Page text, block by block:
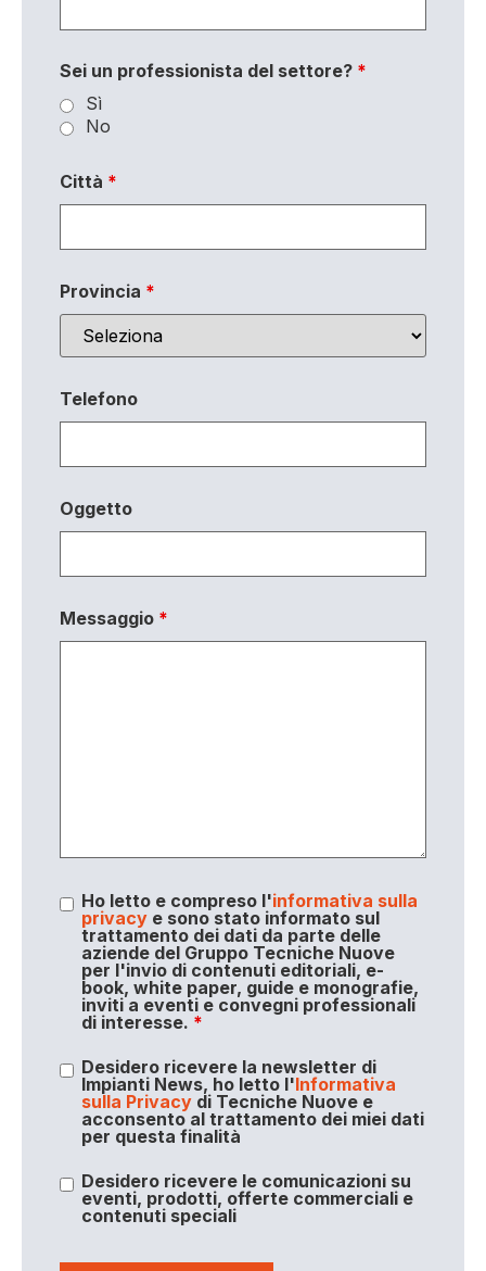
Sei un professionista del settore? *
Sì
No
Città *
Provincia *
Telefono
Oggetto
Messaggio *
Ho letto e compreso l'informativa sulla
privacye sono stato informato sul
trattamento dei dati da parte delle
aziende del Gruppo Tecniche Nuove
per l'invio di contenuti editoriali, e-
book, white paper, guide e monografie,
inviti a eventi e convegni professionali
di interesse. *
Desidero ricevere la newsletter di
Impianti News, ho letto l'Informativa
sulla Privacydi Tecniche Nuove e
acconsento al trattamento dei miei dati
per questa finalità
Desidero ricevere le comunicazioni su
eventi, prodotti, offerte commerciali e
contenuti speciali